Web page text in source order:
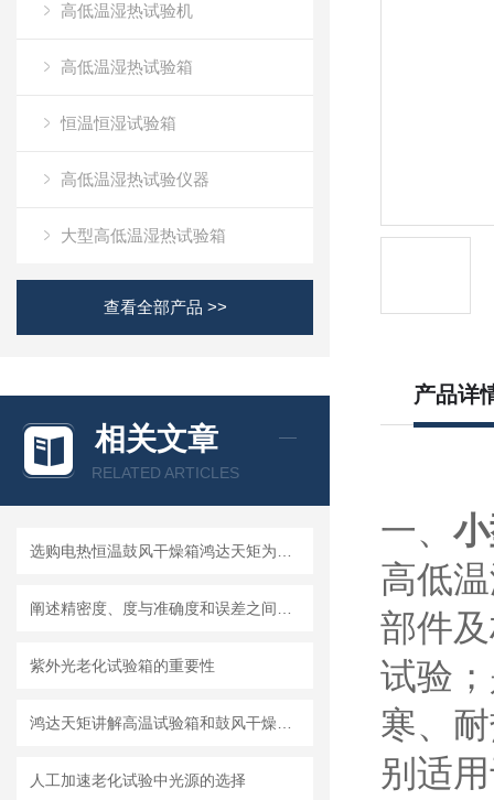
高低温湿热试验机
高低温湿热试验箱
恒温恒湿试验箱
高低温湿热试验仪器
大型高低温湿热试验箱
查看全部产品 >>
相关文章
RELATED ARTICLES
紫外光老化试验箱的重要性
人工加速老化试验中光源的选择
产品详
一、
高低
部件
试验
寒、
别适